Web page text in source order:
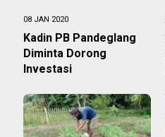
08 JAN 2020
Kadin PB Pandeglang
Diminta Dorong
Investasi